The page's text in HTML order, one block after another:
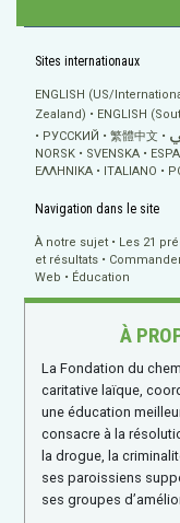
Sites internationaux
ENGLISH (US/
Zealand)
ENGLISH
РУССКИЙ
繁體中文
NORSK
SVENSKA
ΕΛΛΗΝΙΚA
ITALIANO
Navigation dans le site
À notre sujet Les 21
et résultats
Web
Éducation
À
La Fondation du
caritative laïque,
une éducation
consacre à la
la drogue, la
ses paroissiens
ses groupes